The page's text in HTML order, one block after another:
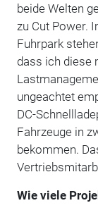
beide Welten
zu Cut Power.
Fuhrpark
dass ich diese
ungeachtet
DC-
Fahrzeuge in
bekommen.
Wie viele